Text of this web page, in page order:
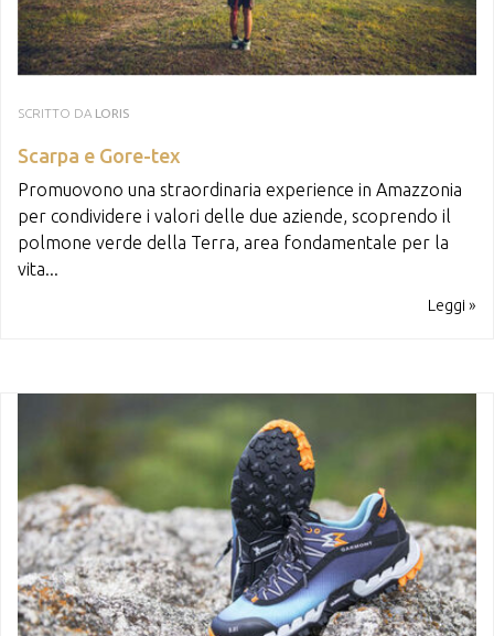
SCRITTO DA LORIS
Scarpa e Gore-tex
Promuovono una straordinaria experience in Amazzonia
per condividere i valori delle due aziende, scoprendo il
polmone verde della Terra, area fondamentale per la
vita...
Leggi »